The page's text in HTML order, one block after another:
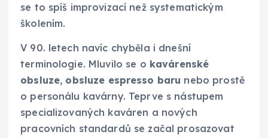
se to spíš improvizací než systematickým
školením.
V 90. letech navíc chyběla i dnešní
terminologie. Mluvilo se o kavárenské
obsluze, obsluze espresso baru nebo prostě
o personálu kavárny. Teprve s nástupem
specializovaných kaváren a nových
pracovních standardů se začal prosazovat